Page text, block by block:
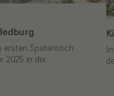
ersten Spatenstich
2025 in der…